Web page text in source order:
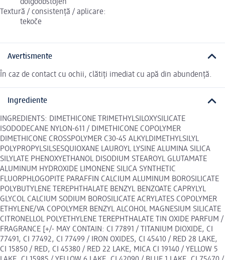
dolgoobstojen
Textură / consistență / aplicare:
tekoče
Avertismente
În caz de contact cu ochii, clătiți imediat cu apă din abundență.
Ingrediente
INGREDIENTS: DIMETHICONE TRIMETHYLSILOXYSILICATE
ISODODECANE NYLON-611 / DIMETHICONE COPOLYMER
DIMETHICONE CROSSPOLYMER C30-45 ALKYLDIMETHYLSILYL
POLYPROPYLSILSESQUIOXANE LAUROYL LYSINE ALUMINA SILICA
SILYLATE PHENOXYETHANOL DISODIUM STEAROYL GLUTAMATE
ALUMINUM HYDROXIDE LIMONENE SILICA SYNTHETIC
FLUORPHLOGOPITE PARAFFIN CALCIUM ALUMINUM BOROSILICATE
POLYBUTYLENE TEREPHTHALATE BENZYL BENZOATE CAPRYLYL
GLYCOL CALCIUM SODIUM BOROSILICATE ACRYLATES COPOLYMER
ETHYLENE/VA COPOLYMER BENZYL ALCOHOL MAGNESIUM SILICATE
CITRONELLOL POLYETHYLENE TEREPHTHALATE TIN OXIDE PARFUM /
FRAGRANCE [+/- MAY CONTAIN: CI 77891 / TITANIUM DIOXIDE, CI
77491, CI 77492, CI 77499 / IRON OXIDES, CI 45410 / RED 28 LAKE,
CI 15850 / RED, CI 45380 / RED 22 LAKE, MICA CI 19140 / YELLOW 5